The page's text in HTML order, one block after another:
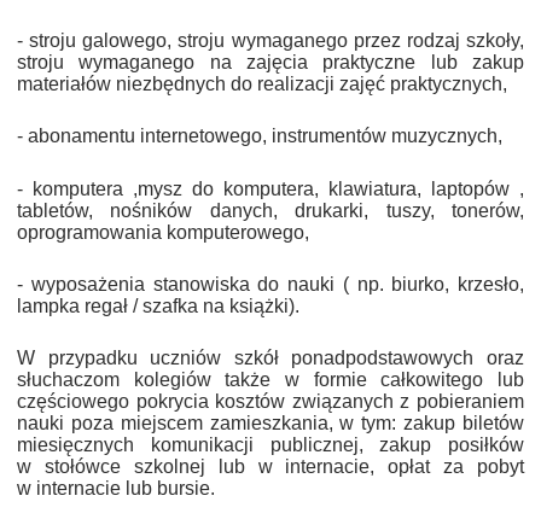
- stroju galowego, stroju wymaganego przez rodzaj szkoły,
stroju wymaganego na zajęcia praktyczne lub zakup
materiałów niezbędnych do realizacji zajęć praktycznych,
- abonamentu internetowego, instrumentów muzycznych,
- komputera ,mysz do komputera, klawiatura, laptopów ,
tabletów, nośników danych, drukarki, tuszy, tonerów,
oprogramowania komputerowego,
- wyposażenia stanowiska do nauki ( np. biurko, krzesło,
lampka regał / szafka na książki).
W przypadku uczniów szkół ponadpodstawowych oraz
słuchaczom kolegiów także w formie całkowitego lub
częściowego pokrycia kosztów związanych z pobieraniem
nauki poza miejscem zamieszkania, w tym: zakup biletów
miesięcznych komunikacji publicznej, zakup posiłków
w stołówce szkolnej lub w internacie, opłat za pobyt
w internacie lub bursie.